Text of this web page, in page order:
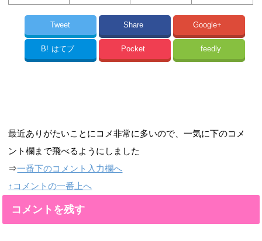
Tweet Share Google+
B! はてブ Pocket feedly
最近ありがたいことにコメ非常に多いので、一気に下のコメ
ント欄まで飛べるようにしました
⇒一番下のコメント入力欄へ
↑コメントの一番上へ
コメントを残す